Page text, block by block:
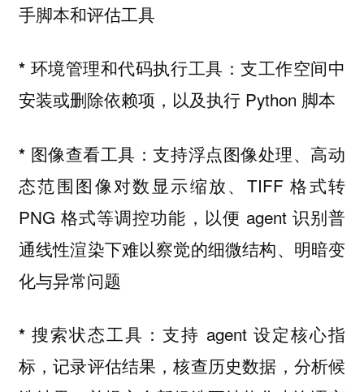
手脚本和评估工具
* 环境管理和代码执行工具：支工作空间中
安装或删除依赖项，以及执行 Python 脚本
* 图像查看工具：支持浮点图像处理、高动
态范围图像对数显示缩放、TIFF 格式转
PNG 格式等调控功能，以便 agent 识别普
通线性渲染下难以察觉的细微结构、明暗变
化与异常问题
* 搜索状态工具： 支持 agent 设定核心指
标，记录评估结果，核查历史数据，分析候